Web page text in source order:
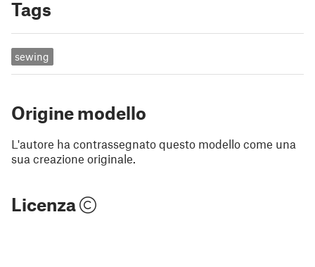
Tags
sewing
Origine modello
L'autore ha contrassegnato questo modello come una
sua creazione originale.
Licenza